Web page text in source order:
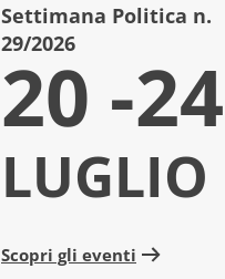
Settimana Politica n.
29/2026
20 -24
LUGLIO
Scopri gli eventi